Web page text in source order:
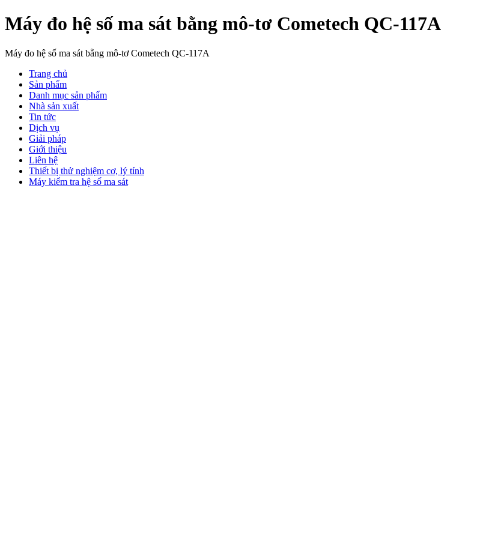
Máy đo hệ số ma sát bằng mô-tơ Cometech QC-117A
Máy đo hệ số ma sát bằng mô-tơ Cometech QC-117A
Trang chủ
Sản phẩm
Danh mục sản phẩm
Nhà sản xuất
Tin tức
Dịch vụ
Giải pháp
Giới thiệu
Liên hệ
Thiết bị thử nghiệm cơ, lý tính
Máy kiểm tra hệ số ma sát